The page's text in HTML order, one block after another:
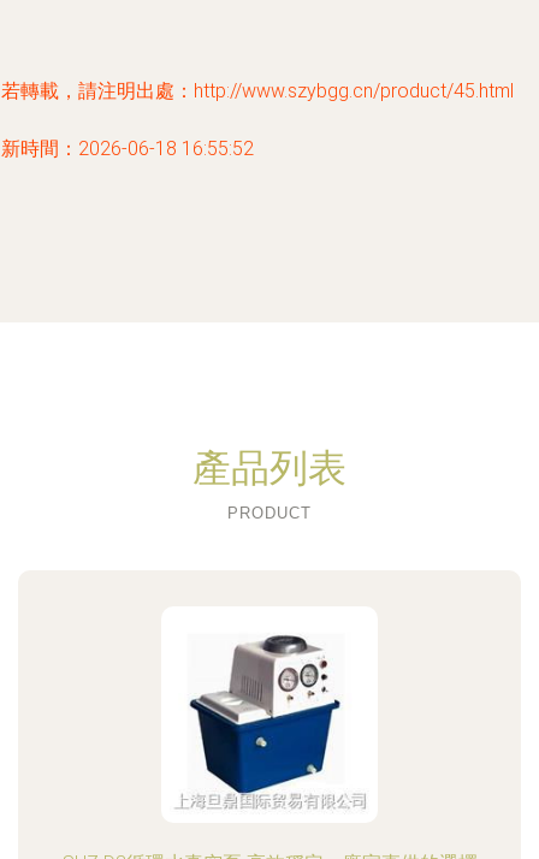
轉載，請注明出處：http://www.szybgg.cn/product/45.html
時間：2026-06-18 16:55:52
產品列表
PRODUCT